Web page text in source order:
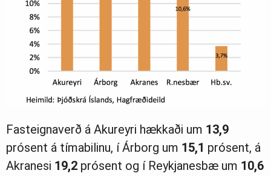
Fasteignaverð á Akureyri hækkaði um 13,9
prósent á tímabilinu, í Árborg um 15,1 prósent, á
Akranesi 19,2 prósent og í Reykjanesbæ um 10,6